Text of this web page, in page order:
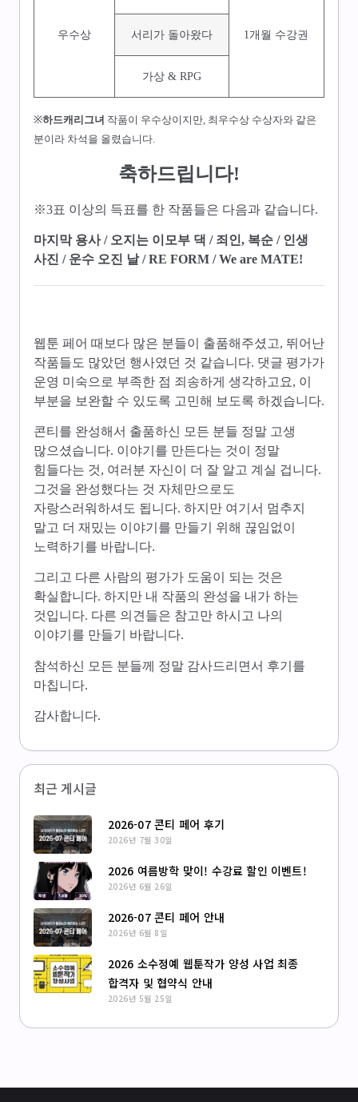
우수상 1개월 수강권
서리가 돌아왔다
가상 & RPG
※하드캐리그녀 작품이 우수상이지만, 최우수상 수상자와 같은
분이라 차석을 올렸습니다.
축하드립니다!
​※3표 이상의 득표를 한 작품들은 다음과 같습니다.
마지막 용사 / 오지는 이모부 댁 / 죄인, 복순 / 인생
사진 / 운수 오진 날 / RE FORM / We are MATE!
웹툰 페어 때보다 많은 분들이 출품해주셨고, 뛰어난
작품들도 많았던 행사였던 것 같습니다. 댓글 평가가
운영 미숙으로 부족한 점 죄송하게 생각하고요, 이
부분을 보완할 수 있도록 고민해 보도록 하겠습니다.
​콘티를 완성해서 출품하신 모든 분들 정말 고생
많으셨습니다. 이야기를 만든다는 것이 정말
힘들다는 것, 여러분 자신이 더 잘 알고 계실 겁니다.
그것을 완성했다는 것 자체만으로도
자랑스러워하셔도 됩니다. 하지만 여기서 멈추지
말고 더 재밌는 이야기를 만들기 위해 끊임없이
노력하기를 바랍니다.
​그리고 다른 사람의 평가가 도움이 되는 것은
확실합니다. 하지만 내 작품의 완성을 내가 하는
것입니다. 다른 의견들은 참고만 하시고 나의
이야기를 만들기 바랍니다.
​참석하신 모든 분들께 정말 감사드리면서 후기를
마칩니다.
​감사합니다.
최근 게시글
2026-07 콘티 페어 후기
2026년 7월 30일
2026 여름방학 맞이! 수강료 할인 이벤트!
2026년 6월 26일
2026-07 콘티 페어 안내
2026년 6월 8일
2026 소수정예 웹툰작가 양성 사업 최종
합격자 및 협약식 안내
2026년 5월 25일